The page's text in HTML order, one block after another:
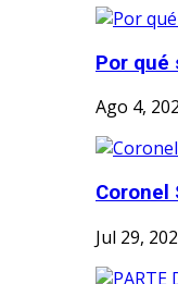
Por qué
Ago 4,
Coronel
Jul 29,